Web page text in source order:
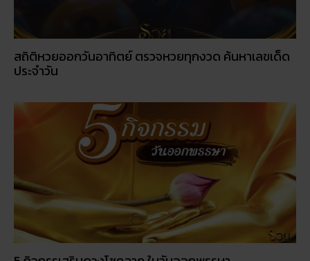
สถิติหวยออกวันอาทิตย์ ตรวจหวยทุกงวด ค้นหาเลขเด็ด
ประจำวัน